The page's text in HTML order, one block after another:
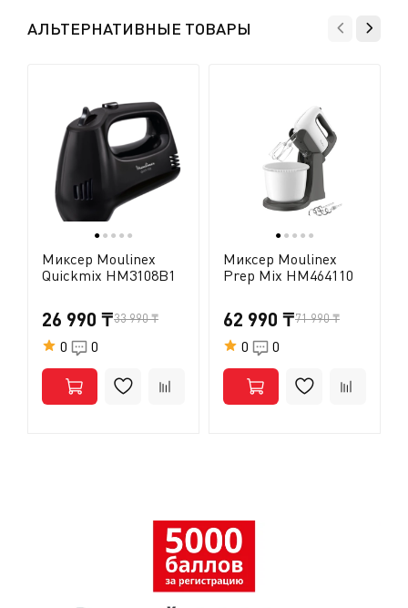
подключив к ней другое устройство. Если прибор не
АЛЬТЕРНАТИВНЫЕ ТОВАРЫ
● ● ● ● ●
Миксер Moulinex
Quickmix HM3108B1
26 990 ₸33 990 ₸
0 0
● ● ● ● ●
Миксер Moulinex
Prep Mix HM464110
62 990 ₸71 990 ₸
0 0